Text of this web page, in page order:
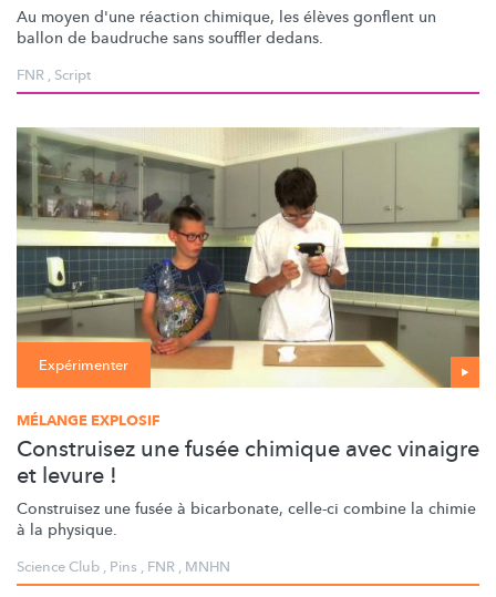
Au moyen d'une réaction chimique, les élèves gonflent un
ballon de baudruche sans souffler dedans.
FNR , Script
Expérimenter
MÉLANGE EXPLOSIF
Construisez une fusée chimique avec vinaigre
et levure !
Construisez une fusée à bicarbonate, celle-ci combine la chimie
à la physique.
Science Club , Pins , FNR , MNHN